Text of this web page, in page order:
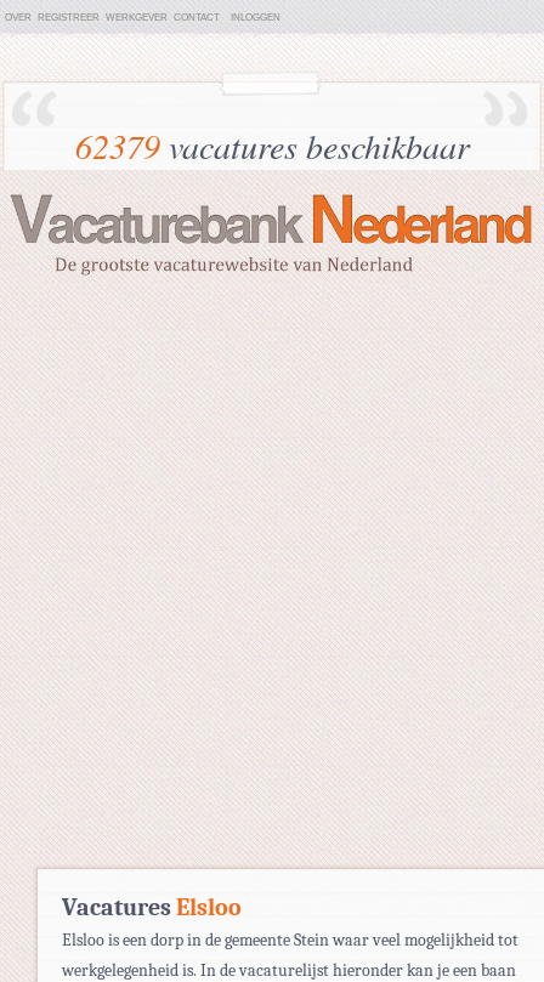
OVER REGISTREER WERKGEVER CONTACT INLOGGEN
62379vacatures beschikbaar
VacaturesElsloo
Elsloo is een dorp in de gemeente Stein waar veel mogelijkheid tot
werkgelegenheid is. In de vacaturelijst hieronder kan je een baan